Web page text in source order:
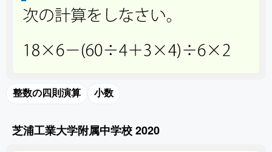
整数の四則演算 小数
芝浦工業大学附属中学校 2020